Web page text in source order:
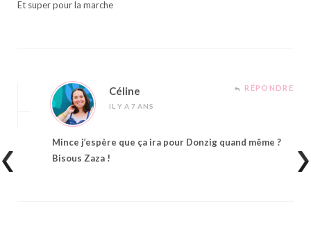
Et super pour la marche
Céline
IL Y A 7 ANS
RÉPONDRE
Mince j’espère que ça ira pour Donzig quand même ?
Bisous Zaza !